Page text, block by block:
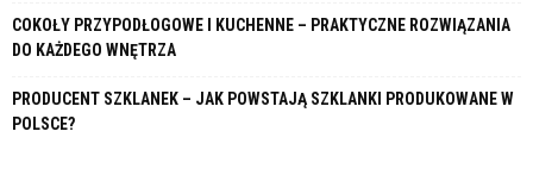
COKOŁY PRZYPODŁOGOWE I KUCHENNE – PRAKTYCZNE ROZWIĄZANIA
DO KAŻDEGO WNĘTRZA
PRODUCENT SZKLANEK – JAK POWSTAJĄ SZKLANKI PRODUKOWANE W
POLSCE?